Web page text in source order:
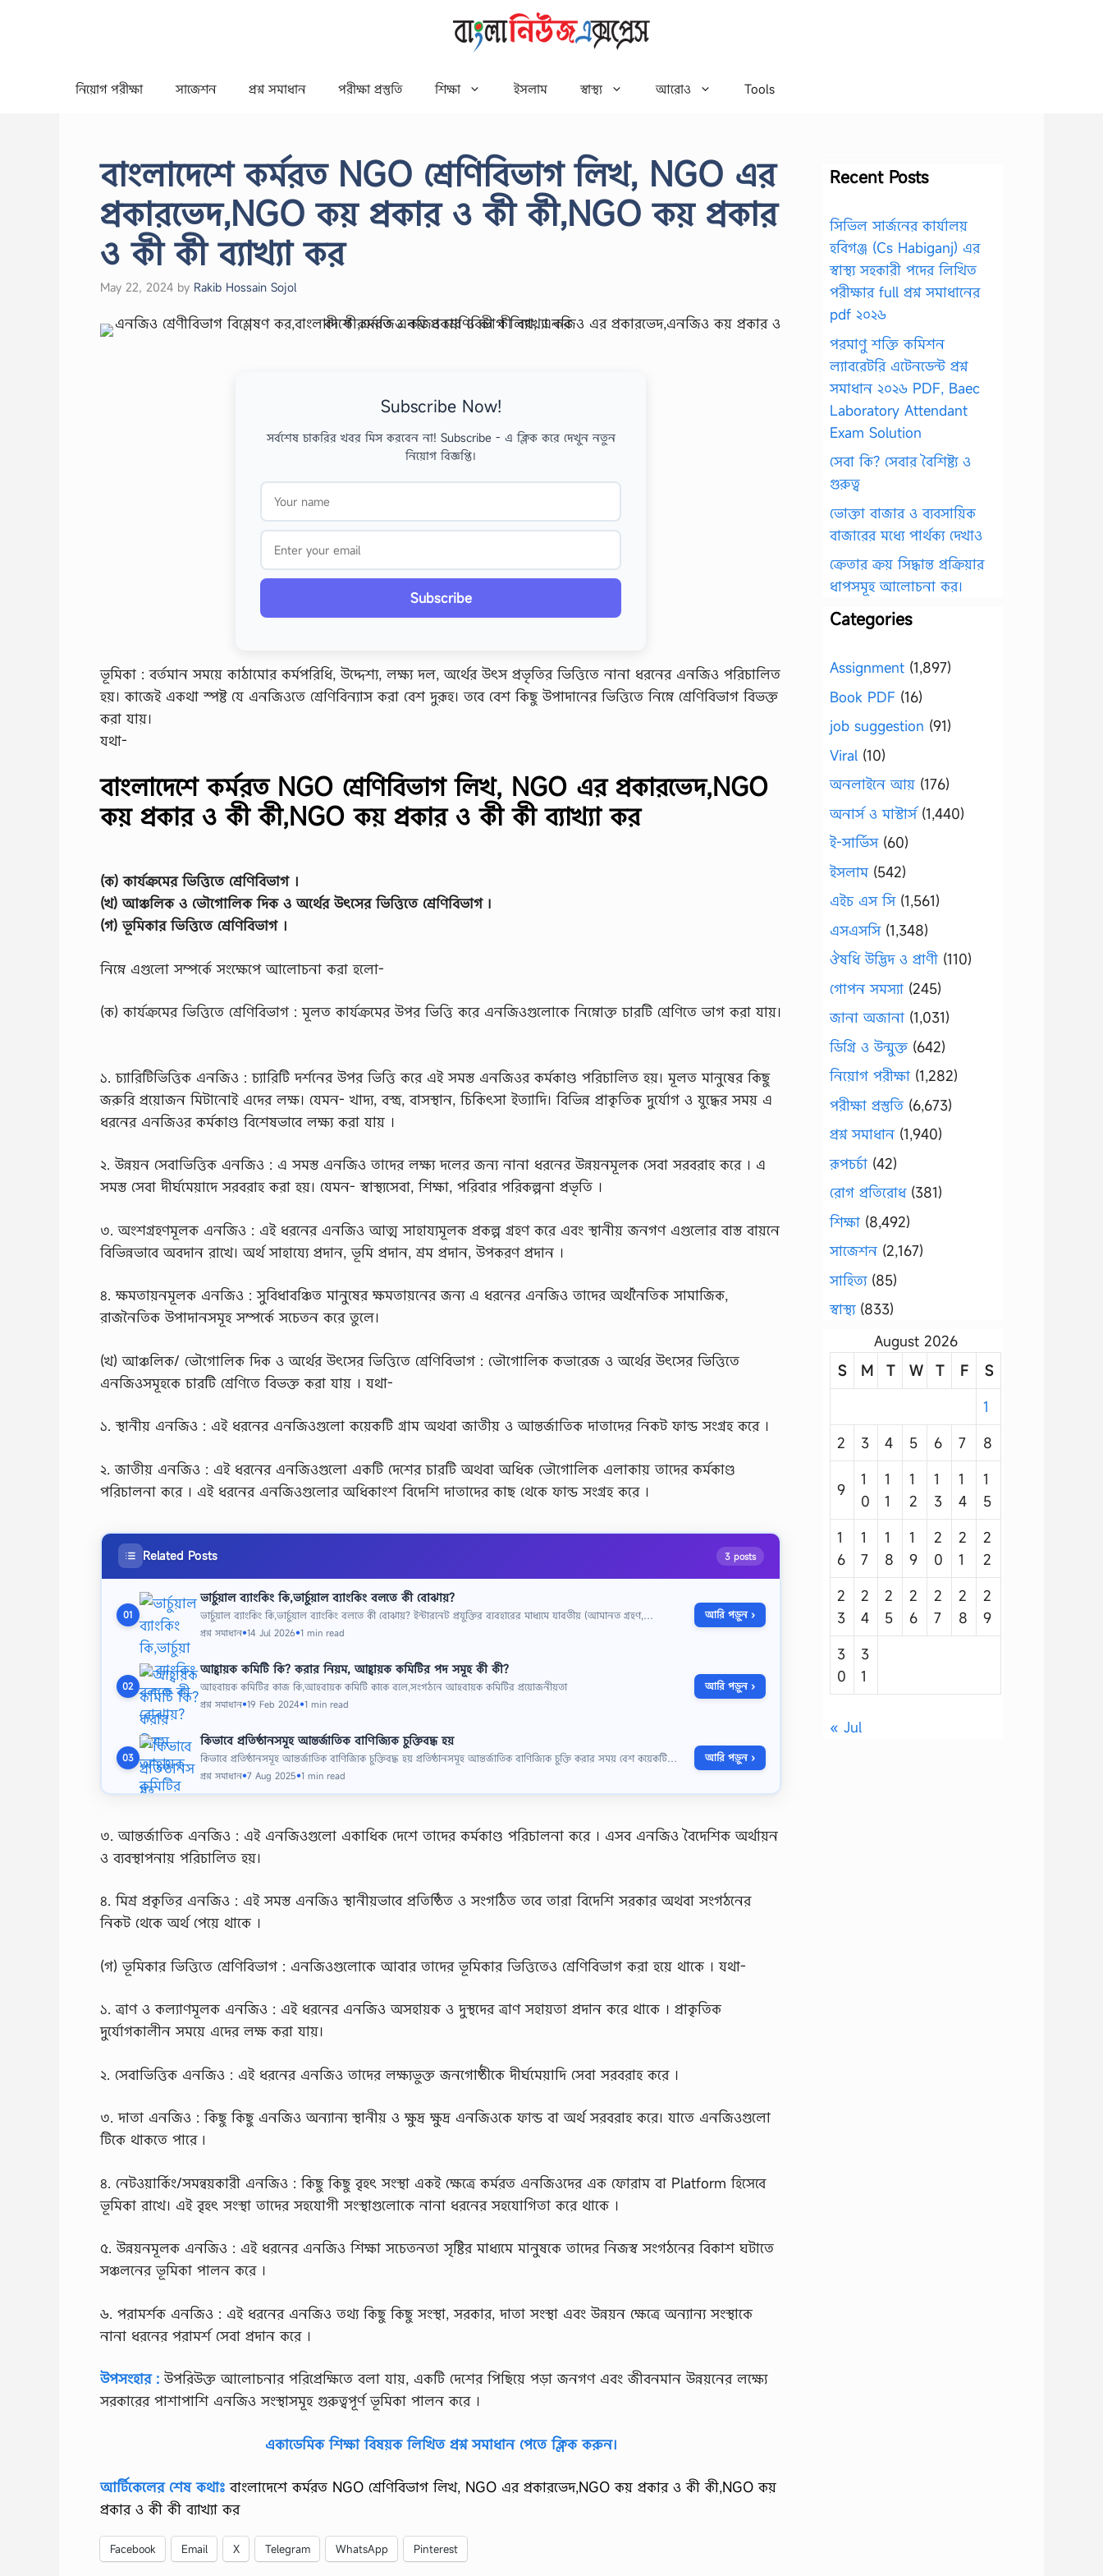
নিয়োগ পরীক্ষা সাজেশন প্রশ্ন সমাধান পরীক্ষা প্রস্তুতি শিক্ষা ইসলাম স্বাস্থ্য আরোও Tools
বাংলাদেশে কর্মরত NGO শ্রেণিবিভাগ লিখ, NGO এর
প্রকারভেদ,NGO কয় প্রকার ও কী কী,NGO কয় প্রকার
ও কী কী ব্যাখ্যা কর
May 22, 2024 by Rakib Hossain Sojol
Subscribe Now!
সর্বশেষ চাকরির খবর মিস করবেন না! Subscribe - এ ক্লিক করে দেখুন নতুন
নিয়োগ বিজ্ঞপ্তি।
Subscribe
ভূমিকা : বর্তমান সময়ে কাঠামোর কর্মপরিধি, উদ্দেশ্য, লক্ষ্য দল, অর্থের উৎস প্রভৃতির ভিত্তিতে নানা ধরনের এনজিও পরিচালিত
হয়। কাজেই একথা স্পষ্ট যে এনজিওতে শ্রেণিবিন্যাস করা বেশ দুরূহ। তবে বেশ কিছু উপাদানের ভিত্তিতে নিম্নে শ্রেণিবিভাগ বিভক্ত
করা যায়।
যথা-
বাংলাদেশে কর্মরত NGO শ্রেণিবিভাগ লিখ, NGO এর প্রকারভেদ,NGO
কয় প্রকার ও কী কী,NGO কয় প্রকার ও কী কী ব্যাখ্যা কর
(ক) কার্যক্রমের ভিত্তিতে শ্রেণিবিভাগ ।
(খ) আঞ্চলিক ও ভৌগোলিক দিক ও অর্থের উৎসের ভিত্তিতে শ্রেণিবিভাগ ৷
(গ) ভূমিকার ভিত্তিতে শ্রেণিবিভাগ ।
নিম্নে এগুলো সম্পর্কে সংক্ষেপে আলোচনা করা হলো-
(ক) কার্যক্রমের ভিত্তিতে শ্রেণিবিভাগ : মূলত কার্যক্রমের উপর ভিত্তি করে এনজিওগুলোকে নিম্নোক্ত চারটি শ্রেণিতে ভাগ করা যায়।
১. চ্যারিটিভিত্তিক এনজিও : চ্যারিটি দর্শনের উপর ভিত্তি করে এই সমস্ত এনজিওর কর্মকাণ্ড পরিচালিত হয়। মূলত মানুষের কিছু
জরুরি প্রয়োজন মিটানোই এদের লক্ষ। যেমন- খাদ্য, বস্ত্র, বাসস্থান, চিকিৎসা ইত্যাদি। বিভিন্ন প্রাকৃতিক দুর্যোগ ও যুদ্ধের সময় এ
ধরনের এনজিওর কর্মকাণ্ড বিশেষভাবে লক্ষ্য করা যায় ।
২. উন্নয়ন সেবাভিত্তিক এনজিও : এ সমস্ত এনজিও তাদের লক্ষ্য দলের জন্য নানা ধরনের উন্নয়নমূলক সেবা সরবরাহ করে । এ
সমস্ত সেবা দীর্ঘমেয়াদে সরবরাহ করা হয়। যেমন- স্বাস্থ্যসেবা, শিক্ষা, পরিবার পরিকল্পনা প্রভৃতি ।
৩. অংশগ্রহণমূলক এনজিও : এই ধরনের এনজিও আত্ম সাহায্যমূলক প্রকল্প গ্রহণ করে এবং স্থানীয় জনগণ এগুলোর বাস্ত বায়নে
বিভিন্নভাবে অবদান রাখে। অর্থ সাহায্যে প্রদান, ভূমি প্রদান, শ্রম প্রদান, উপকরণ প্রদান ।
৪. ক্ষমতায়নমূলক এনজিও : সুবিধাবঞ্চিত মানুষের ক্ষমতায়নের জন্য এ ধরনের এনজিও তাদের অর্থনৈতিক সামাজিক,
রাজনৈতিক উপাদানসমূহ সম্পর্কে সচেতন করে তুলে।
(খ) আঞ্চলিক/ ভৌগোলিক দিক ও অর্থের উৎসের ভিত্তিতে শ্রেণিবিভাগ : ভৌগোলিক কভারেজ ও অর্থের উৎসের ভিত্তিতে
এনজিওসমূহকে চারটি শ্রেণিতে বিভক্ত করা যায় । যথা-
১. স্থানীয় এনজিও : এই ধরনের এনজিওগুলো কয়েকটি গ্রাম অথবা জাতীয় ও আন্তর্জাতিক দাতাদের নিকট ফান্ড সংগ্রহ করে ।
২. জাতীয় এনজিও : এই ধরনের এনজিওগুলো একটি দেশের চারটি অথবা অধিক ভৌগোলিক এলাকায় তাদের কর্মকাণ্ড
পরিচালনা করে । এই ধরনের এনজিওগুলোর অধিকাংশ বিদেশি দাতাদের কাছ থেকে ফান্ড সংগ্রহ করে ।
Related Posts 3 posts
01
ভার্চুয়াল ব্যাংকিং কি,ভার্চুয়াল ব্যাংকিং বলতে কী বোঝায়?
ভার্চুয়াল ব্যাংকিং কি,ভার্চুয়াল ব্যাংকিং বলতে কী বোঝায়? ইন্টারনেট প্রযুক্তির ব্যবহারের মাধ্যমে যাবতীয় (আমানত গ্রহণ,…
প্রশ্ন সমাধান●14 Jul 2026●1 min read
আরি পড়ুন ›
02
আহ্বায়ক কমিটি কি? করার নিয়ম, আহ্বায়ক কমিটির পদ সমূহ কী কী?
আহবায়ক কমিটির কাজ কি,আহবায়ক কমিটি কাকে বলে,সংগঠনে আহবায়ক কমিটির প্রয়োজনীয়তা
প্রশ্ন সমাধান●19 Feb 2024●1 min read
আরি পড়ুন ›
03
কিভাবে প্রতিষ্ঠানসমূহ আন্তর্জাতিক বাণিজ্যিক চুক্তিবদ্ধ হয়
কিভাবে প্রতিষ্ঠানসমূহ আন্তর্জাতিক বাণিজ্যিক চুক্তিবদ্ধ হয় প্রতিষ্ঠানসমূহ আন্তর্জাতিক বাণিজ্যিক চুক্তি করার সময় বেশ কয়েকটি…
প্রশ্ন সমাধান●7 Aug 2025●1 min read
আরি পড়ুন ›
৩. আন্তর্জাতিক এনজিও : এই এনজিওগুলো একাধিক দেশে তাদের কর্মকাণ্ড পরিচালনা করে । এসব এনজিও বৈদেশিক অর্থায়ন
ও ব্যবস্থাপনায় পরিচালিত হয়।
৪. মিশ্র প্রকৃতির এনজিও : এই সমস্ত এনজিও স্থানীয়ভাবে প্রতিষ্ঠিত ও সংগঠিত তবে তারা বিদেশি সরকার অথবা সংগঠনের
নিকট থেকে অর্থ পেয়ে থাকে ।
(গ) ভূমিকার ভিত্তিতে শ্রেণিবিভাগ : এনজিওগুলোকে আবার তাদের ভূমিকার ভিত্তিতেও শ্রেণিবিভাগ করা হয়ে থাকে । যথা-
১. ত্রাণ ও কল্যাণমূলক এনজিও : এই ধরনের এনজিও অসহায়ক ও দুস্থদের ত্রাণ সহায়তা প্রদান করে থাকে । প্রাকৃতিক
দুর্যোগকালীন সময়ে এদের লক্ষ করা যায়।
২. সেবাভিত্তিক এনজিও : এই ধরনের এনজিও তাদের লক্ষ্যভুক্ত জনগোষ্ঠীকে দীর্ঘমেয়াদি সেবা সরবরাহ করে ।
৩. দাতা এনজিও : কিছু কিছু এনজিও অন্যান্য স্থানীয় ও ক্ষুদ্র ক্ষুদ্র এনজিওকে ফান্ড বা অর্থ সরবরাহ করে। যাতে এনজিওগুলো
টিকে থাকতে পারে ৷
৪. নেটওয়ার্কিং/সমন্বয়কারী এনজিও : কিছু কিছু বৃহৎ সংস্থা একই ক্ষেত্রে কর্মরত এনজিওদের এক ফোরাম বা Platform হিসেবে
ভূমিকা রাখে। এই বৃহৎ সংস্থা তাদের সহযোগী সংস্থাগুলোকে নানা ধরনের সহযোগিতা করে থাকে ।
৫. উন্নয়নমূলক এনজিও : এই ধরনের এনজিও শিক্ষা সচেতনতা সৃষ্টির মাধ্যমে মানুষকে তাদের নিজস্ব সংগঠনের বিকাশ ঘটাতে
সঞ্চলনের ভূমিকা পালন করে ।
৬. পরামর্শক এনজিও : এই ধরনের এনজিও তথ্য কিছু কিছু সংস্থা, সরকার, দাতা সংস্থা এবং উন্নয়ন ক্ষেত্রে অন্যান্য সংস্থাকে
নানা ধরনের পরামর্শ সেবা প্রদান করে ।
উপসংহার :উপরিউক্ত আলোচনার পরিপ্রেক্ষিতে বলা যায়, একটি দেশের পিছিয়ে পড়া জনগণ এবং জীবনমান উন্নয়নের লক্ষ্যে
সরকারের পাশাপাশি এনজিও সংস্থাসমূহ গুরুত্বপূর্ণ ভূমিকা পালন করে ।
একাডেমিক শিক্ষা বিষয়ক লিখিত প্রশ্ন সমাধান পেতে ক্লিক করুন।
আর্টিকেলের শেষ কথাঃ বাংলাদেশে কর্মরত NGO শ্রেণিবিভাগ লিখ, NGO এর প্রকারভেদ,NGO কয় প্রকার ও কী কী,NGO কয়
প্রকার ও কী কী ব্যাখ্যা কর
Facebook Email X Telegram WhatsApp Pinterest
Recent Posts
সিভিল সার্জনের কার্যালয়
হবিগঞ্জ (Cs Habiganj) এর
স্বাস্থ্য সহকারী পদের লিখিত
পরীক্ষার full প্রশ্ন সমাধানের
pdf ২০২৬
পরমাণু শক্তি কমিশন
ল্যাবরেটরি এটেনডেন্ট প্রশ্ন
সমাধান ২০২৬ PDF, Baec
Laboratory Attendant
Exam Solution
সেবা কি? সেবার বৈশিষ্ট্য ও
গুরুত্ব
ভোক্তা বাজার ও ব্যবসায়িক
বাজারের মধ্যে পার্থক্য দেখাও
ক্রেতার ক্রয় সিদ্ধান্ত প্রক্রিয়ার
ধাপসমূহ আলোচনা কর।
Categories
Assignment (1,897)
Book PDF (16)
job suggestion (91)
Viral (10)
অনলাইনে আয় (176)
অনার্স ও মাস্টার্স(1,440)
ই-সার্ভিস(60)
ইসলাম(542)
এইচ এস সি(1,561)
এসএসসি(1,348)
ঔষধি উদ্ভিদ ও প্রাণী (110)
গোপন সমস্যা (245)
জানা অজানা (1,031)
ডিগ্রি ও উন্মুক্ত (642)
নিয়োগ পরীক্ষা (1,282)
পরীক্ষা প্রস্তুতি (6,673)
প্রশ্ন সমাধান (1,940)
রূপচর্চা (42)
রোগ প্রতিরোধ(381)
শিক্ষা (8,492)
সাজেশন (2,167)
সাহিত্য(85)
স্বাস্থ্য(833)
August 2026
S
M T W T F
S
1
2
3 4 5 6 7 8
9
1
0
1
1
1
2
1
3
1
4
1
5
1
6
1
7
1
8
1
9
2
0
2
1
2
2
2
3
2
4
2
5
2
6
2
7
2
8
2
9
3
0
3
1
« Jul